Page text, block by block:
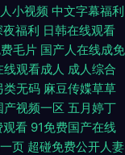
小视频 中文字幕福利
福利 日韩在线观看
毛片 国产人在线成免
线观看成人 成人综合
类无码 麻豆传媟草草
产视频一区 五月婷丁
观看 91免费国产在线
页 超碰免费公开人妻